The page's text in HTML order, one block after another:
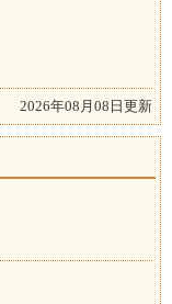
2026年08月08日更新